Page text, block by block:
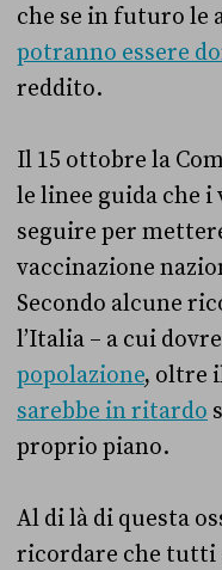
che se in futuro le
potranno essere
reddito.
Il 15 ottobre la
le linee guida che
seguire per
vaccinazione
Secondo alcune
l’Italia – a cui
popolazione, oltre
sarebbe in ritardo
proprio piano.
Al di là di questa
ricordare che tutti